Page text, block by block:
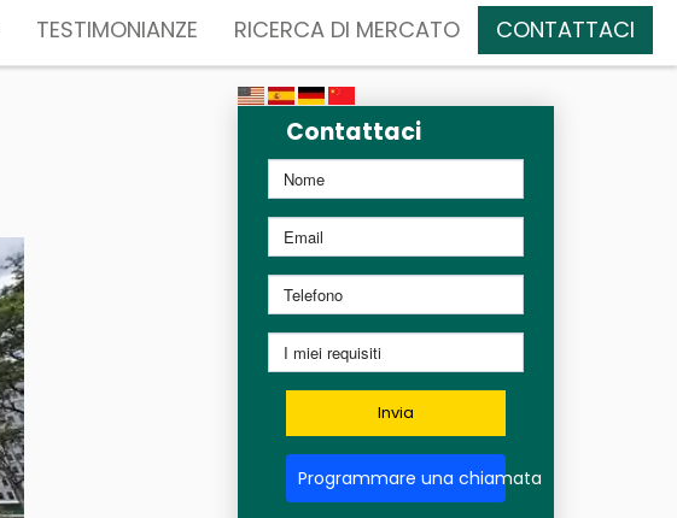
TESTIMONIANZE RICERCA DI MERCATO CONTATTACI
Contattaci
Invia
Programmare una chiamata